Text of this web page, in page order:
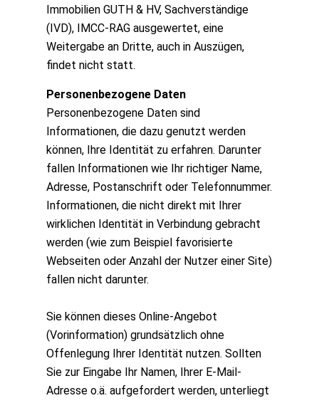
Immobilien GUTH & HV, Sachverständige
(IVD), IMCC-RAG ausgewertet, eine
Weitergabe an Dritte, auch in Auszügen,
findet nicht statt.
Personenbezogene Daten
Personenbezogene Daten sind
Informationen, die dazu genutzt werden
können, Ihre Identität zu erfahren. Darunter
fallen Informationen wie Ihr richtiger Name,
Adresse, Postanschrift oder Telefonnummer.
Informationen, die nicht direkt mit Ihrer
wirklichen Identität in Verbindung gebracht
werden (wie zum Beispiel favorisierte
Webseiten oder Anzahl der Nutzer einer Site)
fallen nicht darunter.
Sie können dieses Online-Angebot
(Vorinformation) grundsätzlich ohne
Offenlegung Ihrer Identität nutzen. Sollten
Sie zur Eingabe Ihr Namen, Ihrer E-Mail-
Adresse o.ä. aufgefordert werden, unterliegt